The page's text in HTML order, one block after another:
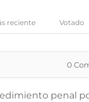
Votado
reciente
0
penal